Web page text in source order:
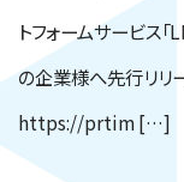
トフォームサービス
の企業様へ先行リリ
https://prtim […]